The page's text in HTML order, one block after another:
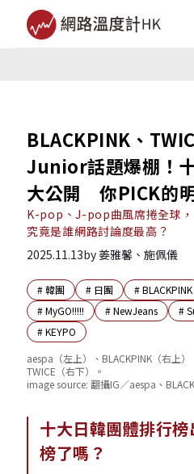
BLACKPINK、
Junior話題爆棚！
大公開 你PICK的
K-pop、J-pop曲風席捲全球，
究竟是誰網路討論度最高？
2025.11.13by 姜雅馨、施佩儀
#韓團 # 日團 #BLACKPINK
#MyGO!!!!! #NewJeans #
#KEYPO
aespa（左上）、BLACKPINK（右上
TWICE（右下）。
image source: 翻攝IG／aespa、
十大日韓團體排行
榜了嗎？